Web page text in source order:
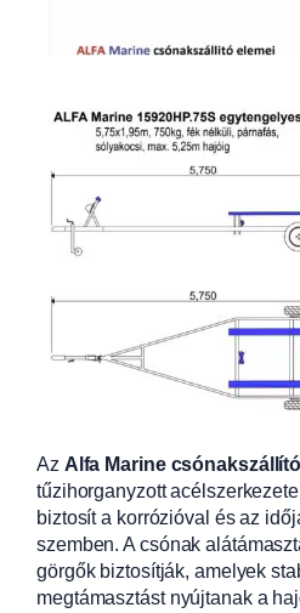
Az Alfa Marine
tűzihorganyzott
biztosít a korrózióval és az
szemben. A csónak
görgők biztosítják, amelyek
megtámasztást nyújtanak a